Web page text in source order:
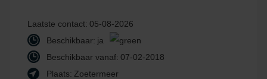
Laatste contact: 05-08-2026
Beschikbaar: ja
Beschikbaar vanaf: 07-02-2018
Plaats: Zoetermeer